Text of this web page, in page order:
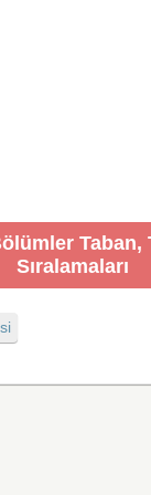
Taban,
Sıralamaları